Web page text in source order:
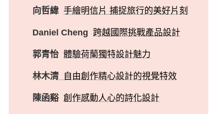
向哲緯 手繪明信片 捕捉旅行的美好片刻
Daniel Cheng 跨越國際挑戰產品設計
郭青怡 體驗荷蘭獨特設計魅力
林木清 自由創作精心設計的視覺特效
陳函谿 創作感動人心的詩化設計